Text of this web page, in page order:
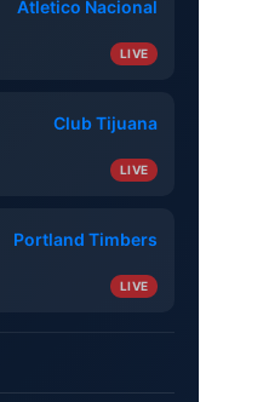
Atletico Nacional
LIVE
Club Tijuana
LIVE
Portland Timbers
LIVE